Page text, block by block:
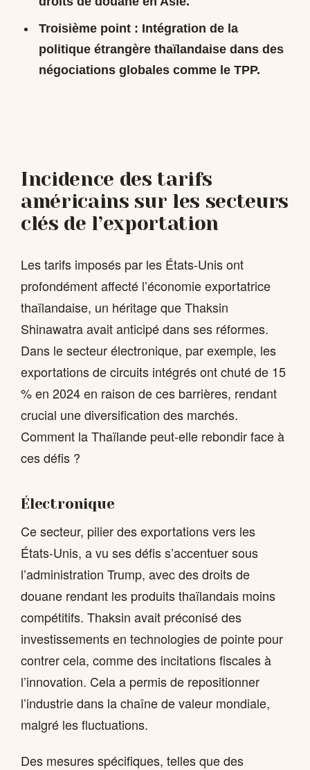
Troisième point : Intégration de la
politique étrangère thaïlandaise dans des
négociations globales comme le TPP.
Incidence des tarifs
américains sur les secteurs
clés de l’exportation
Les tarifs imposés par les États-Unis ont
profondément affecté l’économie exportatrice
thaïlandaise, un héritage que Thaksin
Shinawatra avait anticipé dans ses réformes.
Dans le secteur électronique, par exemple, les
exportations de circuits intégrés ont chuté de 15
% en 2024 en raison de ces barrières, rendant
crucial une diversification des marchés.
Comment la Thaïlande peut-elle rebondir face à
ces défis ?
Électronique
Ce secteur, pilier des exportations vers les
États-Unis, a vu ses défis s’accentuer sous
l’administration Trump, avec des droits de
douane rendant les produits thaïlandais moins
compétitifs. Thaksin avait préconisé des
investissements en technologies de pointe pour
contrer cela, comme des incitations fiscales à
l’innovation. Cela a permis de repositionner
l’industrie dans la chaîne de valeur mondiale,
malgré les fluctuations.
Des mesures spécifiques, telles que des